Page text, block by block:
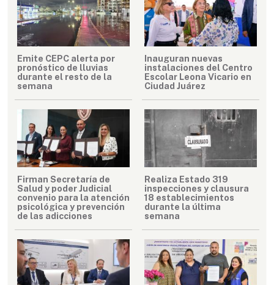
Emite CEPC alerta por
pronóstico de lluvias
durante el resto de la
semana
Inauguran nuevas
instalaciones del Centro
Escolar Leona Vicario en
Ciudad Juárez
Firman Secretaría de
Salud y poder Judicial
convenio para la atención
psicológica y prevención
de las adicciones
Realiza Estado 319
inspecciones y clausura
18 establecimientos
durante la última
semana